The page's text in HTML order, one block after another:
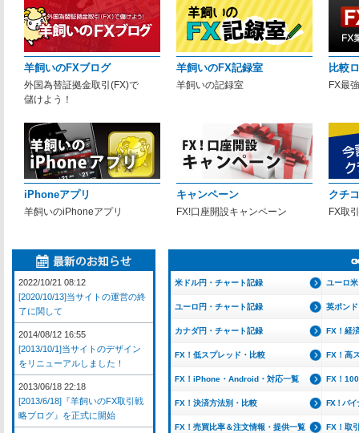
羊飼いのFXブログ
外国為替証拠金取引(FX)で
儲けよう！
羊飼いのFX記録室
羊飼いの記録室
比較
FX最
iPhoneアプリ
羊飼いのiPhoneアプリ
キャンペーン
FX!口座開設キャンペーン
クチ
FX取
米ドル円・チャート記録 ユーロ
ユーロ円・チャート記録 英ポン
カナダ円・チャート記録 FX！経
FX！低スプレッド・比較 FX！高
FX！iPhone・Android・対応一覧 FX！
FX！決済方法別・比較 FX！バイ
FX！売買比率＆注文情報・提供一覧 FX！取
2022/10/21 08:12
[2020/10/13]当サイトの運営の終
了に関して
2014/08/12 16:55
[2013/10/1]当サイトのデザイン
をリニューアルしました！
2013/06/18 22:18
[2013/6/18]『羊飼いのFX取引戦
略ブログ』を正式に開始